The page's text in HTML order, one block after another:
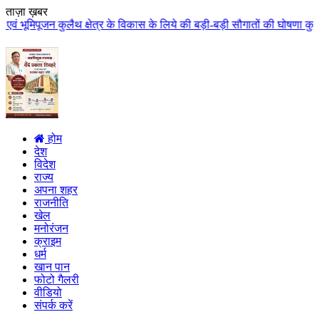
ताज़ा ख़बर
के विकास के लिये की बड़ी-बड़ी सौगातों की घोषणा कुलैथ क्षेत्र की जनता ने
होम
देश
विदेश
राज्य
अपना शहर
राजनीति
खेल
मनोरंजन
क्राइम
धर्म
खान पान
फोटो गैलरी
वीडियो
संपर्क करें